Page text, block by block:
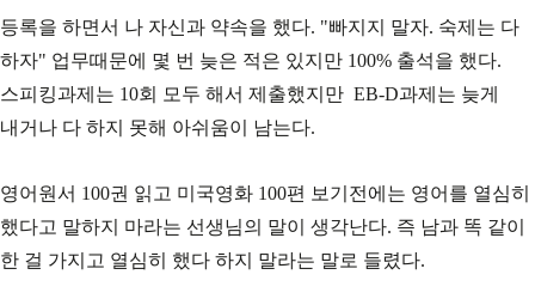
등록을 하면서 나 자신과 약속을 했다. "빠지지 말자. 숙제는 다
하자" 업무때문에 몇 번 늦은 적은 있지만 100% 출석을 했다.
스피킹과제는 10회 모두 해서 제출했지만 EB-D과제는 늦게
내거나 다 하지 못해 아쉬움이 남는다.
영어원서 100권 읽고 미국영화 100편 보기전에는 영어를 열심히
했다고 말하지 마라는 선생님의 말이 생각난다. 즉 남과 똑 같이
한 걸 가지고 열심히 했다 하지 말라는 말로 들렸다.